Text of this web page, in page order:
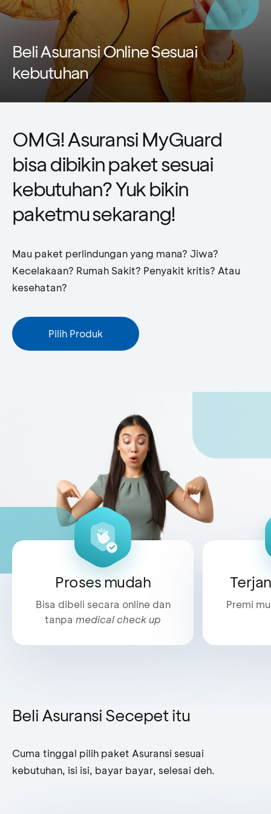
Beli Asuransi Online Sesuai
kebutuhan
OMG! Asuransi MyGuard
bisa dibikin paket sesuai
kebutuhan? Yuk bikin
paketmu sekarang!
Mau paket perlindungan yang mana? Jiwa?
Kecelakaan? Rumah Sakit? Penyakit kritis? Atau
kesehatan?
Pilih Produk
Proses mudah
Bisa dibeli secara online dan
tanpa medical check up
Premi
Beli Asuransi Secepet itu
Cuma tinggal pilih paket Asuransi sesuai
kebutuhan, isi isi, bayar bayar, selesai deh.